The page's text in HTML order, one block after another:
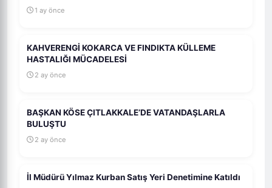
1 ay önce
KAHVERENGİ KOKARCA VE FINDIKTA KÜLLEME
HASTALIĞI MÜCADELESİ
2 ay önce
BAŞKAN KÖSE ÇITLAKKALE’DE VATANDAŞLARLA
BULUŞTU
2 ay önce
İl Müdürü Yılmaz Kurban Satış Yeri Denetimine Katıldı